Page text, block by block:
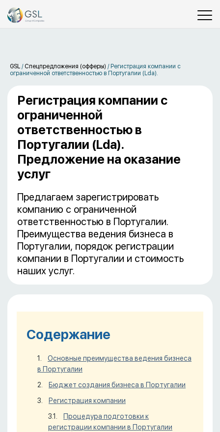
GSL / Спецпредложения (офферы) / Регистрация компании с
ограниченной ответственностью в Португалии (Lda).
Регистрация компании с
ограниченной
ответственностью в
Португалии (Lda).
Предложение на оказание
услуг
Предлагаем зарегистрировать
компанию с ограниченной
ответственностью в Португалии.
Преимущества ведения бизнеса в
Португалии, порядок регистрации
компании в Португалии и стоимость
наших услуг.
Содержание
Основные преимущества ведения бизнеса
в Португалии
Бюджет создания бизнеса в Португалии
Регистрация компании
Процедура подготовки к
регистрации компании в Португалии